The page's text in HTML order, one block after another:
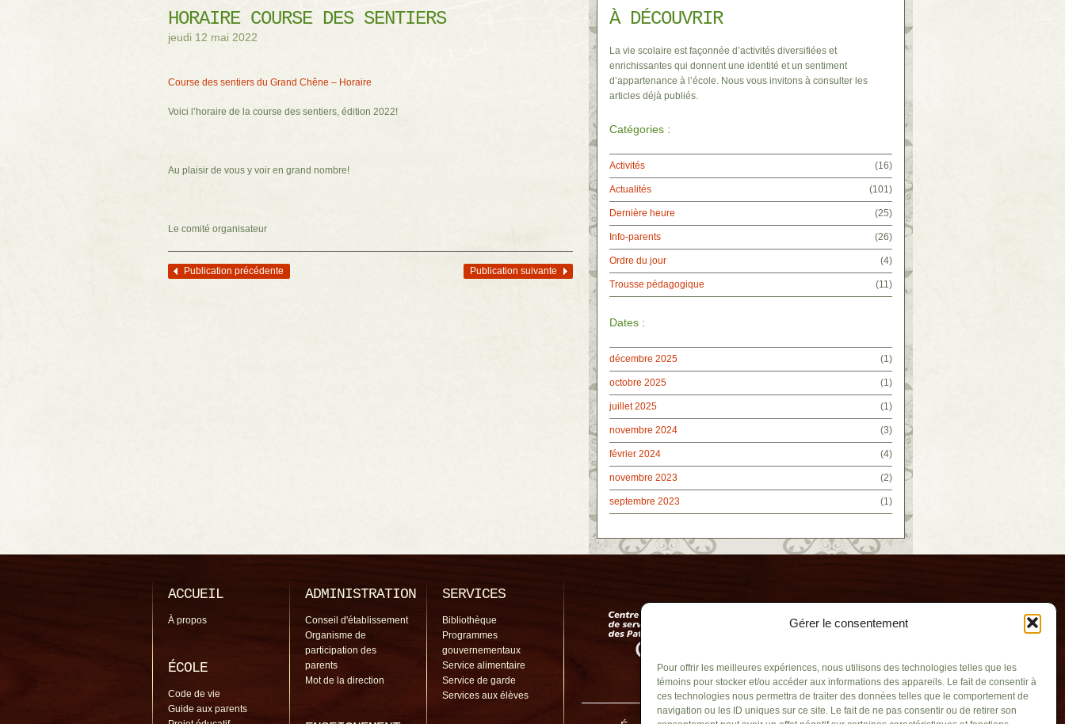
Gérer le consentement
Pour offrir les meilleures expériences, nous utilisons des technologies telles que les
témoins pour stocker et/ou accéder aux informations des appareils. Le fait de consentir à
ces technologies nous permettra de traiter des données telles que le comportement de
navigation ou les ID uniques sur ce site. Le fait de ne pas consentir ou de retirer son
HORAIRE COURSE DES SENTIERS
jeudi 12 mai 2022
Course des sentiers du Grand Chêne – Horaire
Voici l’horaire de la course des sentiers, édition 2022!
Au plaisir de vous y voir en grand nombre!
Le comité organisateur
Navigation des articles
Publication précédente Publication suivante
À DÉCOUVRIR
La vie scolaire est façonnée d’activités diversifiées et
enrichissantes qui donnent une identité et un sentiment
d’appartenance à l’école. Nous vous invitons à consulter les
articles déjà publiés.
Catégories :
Activités (16)
Actualités (101)
Dernière heure (25)
Info-parents (26)
Ordre du jour (4)
Trousse pédagogique (11)
Dates :
décembre 2025 (1)
octobre 2025 (1)
juillet 2025 (1)
novembre 2024 (3)
février 2024 (4)
novembre 2023 (2)
septembre 2023 (1)
ACCUEIL
À propos
ÉCOLE
Code de vie
Guide aux parents
ADMINISTRATION
Conseil d'établissement
Organisme de
participation des
parents
Mot de la direction
SERVICES
Bibliothèque
Programmes
gouvernementaux
Service alimentaire
Service de garde
Services aux élèves